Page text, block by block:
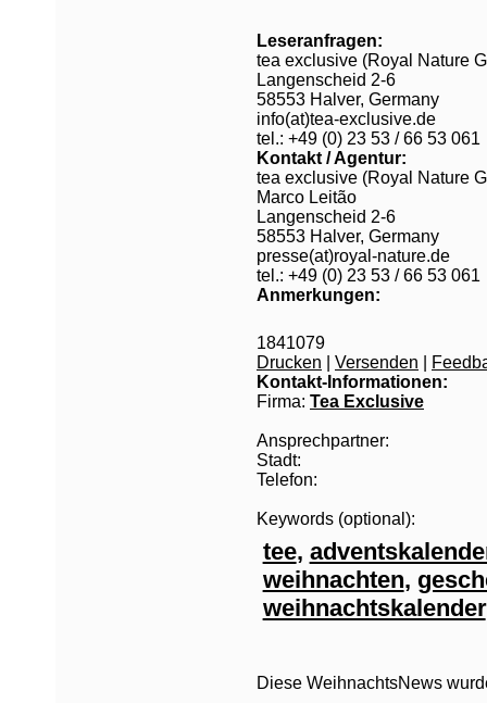
Leseranfragen:
tea exclusive (Royal Nature
Langenscheid 2-6
58553 Halver, Germany
info(at)tea-exclusive.de
tel.: +49 (0) 23 53 / 66 53 061
Kontakt / Agentur:
tea exclusive (Royal Nature
Marco Leitão
Langenscheid 2-6
58553 Halver, Germany
presse(at)royal-nature.de
tel.: +49 (0) 23 53 / 66 53 061
Anmerkungen:
1841079
Drucken
Versenden
Kontakt-Informationen:
Firma: Tea Exclusive
Ansprechpartner:
Stadt:
Telefon:
Keywords (optional):
tee,
weihnachten,
weihnachtskalender
Diese WeihnachtsNews